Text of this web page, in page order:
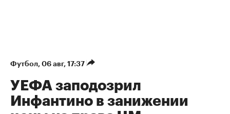
Футбол⁠, 06 авг, 17:37
УЕФА заподозрил
Инфантино в занижении